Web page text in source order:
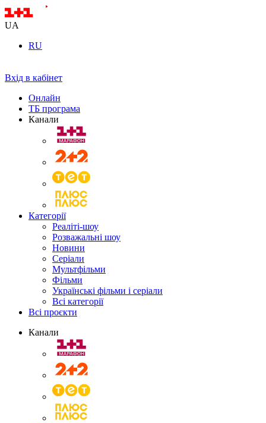
UA
RU
Вхід в кабінет
Онлайн
ТБ програма
Канали
Категорії
Реаліті-шоу
Розважальні шоу
Новини
Серіали
Мультфільми
Фільми
Українські фільми і серіали
Всі категорії
Всі проєкти
Канали